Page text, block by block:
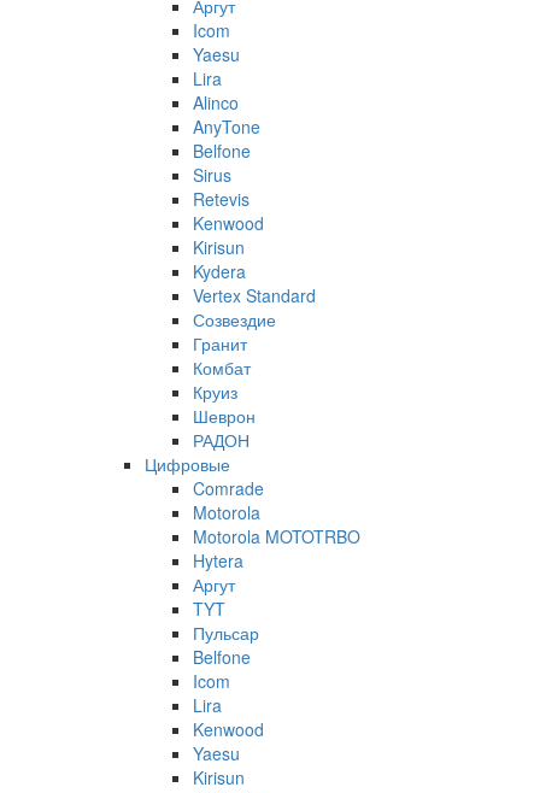
Аргут
Icom
Yaesu
Lira
Alinco
AnyTone
Belfone
Sirus
Retevis
Kenwood
Kirisun
Kydera
Vertex Standard
Созвездие
Гранит
Комбат
Круиз
Шеврон
РАДОН
Цифровые
Comrade
Motorola
Motorola MOTOTRBO
Hytera
Аргут
TYT
Пульсар
Belfone
Icom
Lira
Kenwood
Yaesu
Kirisun